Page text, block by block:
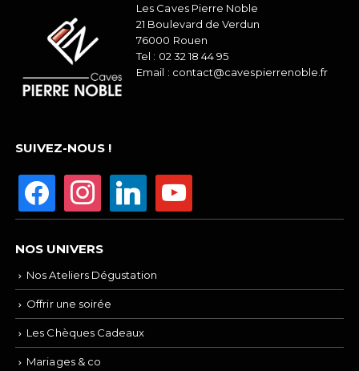
Les Caves Pierre Noble
21 Boulevard de Verdun
76000 Rouen
Tel : 02 32 18 44 95
Email : contact@cavespierrenoble.fr
SUIVEZ-NOUS !
NOS UNIVERS
Nos Ateliers Dégustation
Offrir une soirée
Les Chèques Cadeaux
Mariages & co